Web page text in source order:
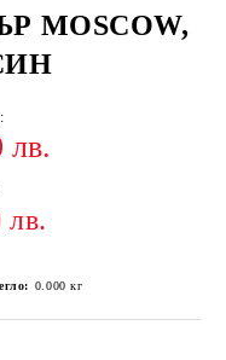
MOSCOW,
лв.
лв.
0.000 кг